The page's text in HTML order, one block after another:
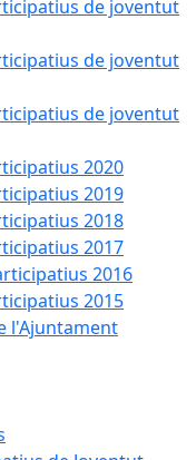
de joventut
de joventut
de joventut
2020
2019
2018
2017
2016
2015
l'Ajuntament